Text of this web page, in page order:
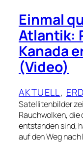
Einmal
Atlantik:
Kanada
(Video)
AKTUELL,
Satellitenbilder
Rauchwolken, die
entstanden sind,
auf den Weg